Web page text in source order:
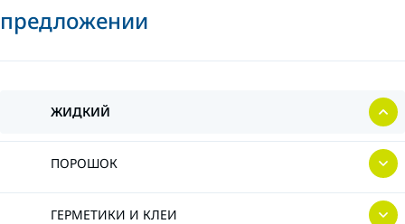
предложении
ЖИДКИЙ
ПОРОШОК
ГЕРМЕТИКИ И КЛЕИ